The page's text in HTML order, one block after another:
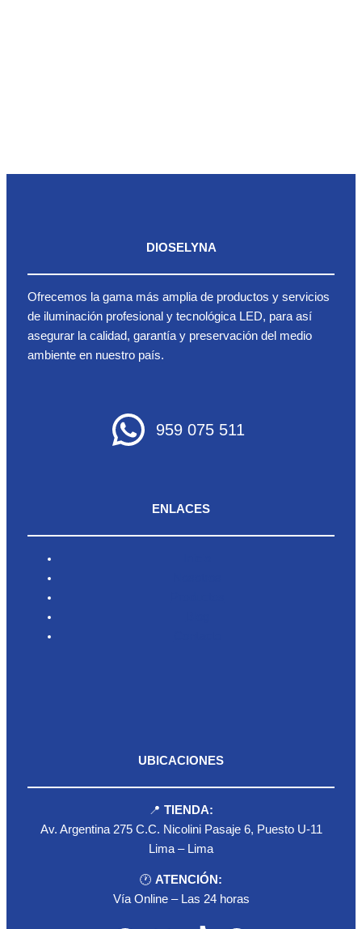
DIOSELYNA
Ofrecemos la gama más amplia de productos y servicios
de iluminación profesional y tecnológica LED, para así
asegurar la calidad, garantía y preservación del medio
ambiente en nuestro país.
959 075 511
ENLACES
UBICACIONES
📍 TIENDA:
Av. Argentina 275 C.C. Nicolini Pasaje 6, Puesto U-11
Lima – Lima
🕐 ATENCIÓN:
Vía Online – Las 24 horas